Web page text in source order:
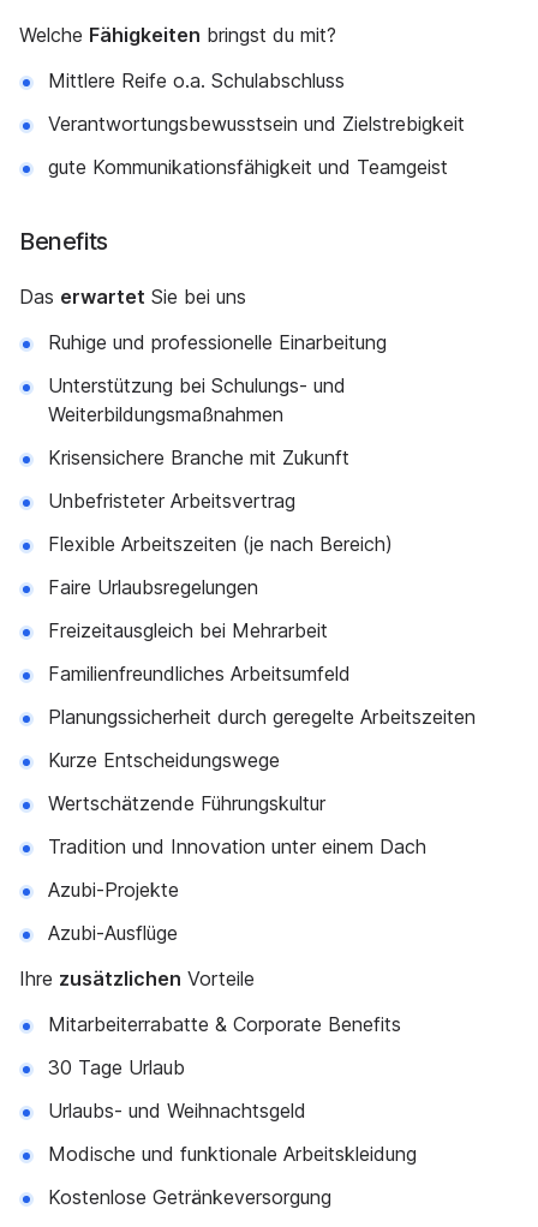
Welche Fähigkeiten bringst du mit?
Mittlere Reife o.a. Schulabschluss
Verantwortungsbewusstsein und Zielstrebigkeit
gute Kommunikationsfähigkeit und Teamgeist
Benefits
Das erwartet Sie bei uns
Ruhige und professionelle Einarbeitung
Unterstützung bei Schulungs- und
Weiterbildungsmaßnahmen
Krisensichere Branche mit Zukunft
Unbefristeter Arbeitsvertrag
Flexible Arbeitszeiten (je nach Bereich)
Faire Urlaubsregelungen
Freizeitausgleich bei Mehrarbeit
Familienfreundliches Arbeitsumfeld
Planungssicherheit durch geregelte Arbeitszeiten
Kurze Entscheidungswege
Wertschätzende Führungskultur
Tradition und Innovation unter einem Dach
Azubi-Projekte
Azubi-Ausflüge
Ihre zusätzlichen Vorteile
Mitarbeiterrabatte & Corporate Benefits
30 Tage Urlaub
Urlaubs- und Weihnachtsgeld
Modische und funktionale Arbeitskleidung
Kostenlose Getränkeversorgung